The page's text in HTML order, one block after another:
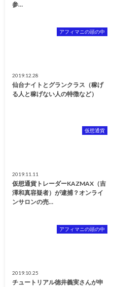
参…
アフィマニの頭の中
2019.12.28
仙台ナイトとグランクラス（稼げ
る人と稼げない人の特徴など）
仮想通貨
2019.11.11
仮想通貨トレーダーKAZMAX（吉
澤和真容疑者）が逮捕？オンライ
ンサロンの売…
アフィマニの頭の中
2019.10.25
チュートリアル徳井義実さんが申